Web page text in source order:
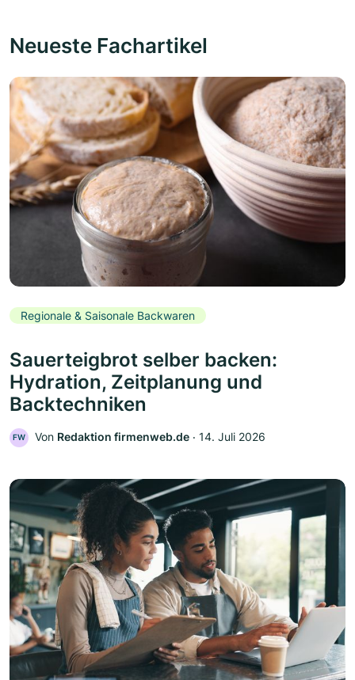
Neueste Fachartikel
Regionale & Saisonale Backwaren
Sauerteigbrot selber backen:
Hydration, Zeitplanung und
Backtechniken
FW Von Redaktion firmenweb.de ‧ 14. Juli 2026